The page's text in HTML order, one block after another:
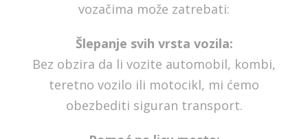
vozačima može zatrebati:
Šlepanje svih vrsta vozila:
Bez obzira da li vozite automobil, kombi,
teretno vozilo ili motocikl, mi ćemo
obezbediti siguran transport.